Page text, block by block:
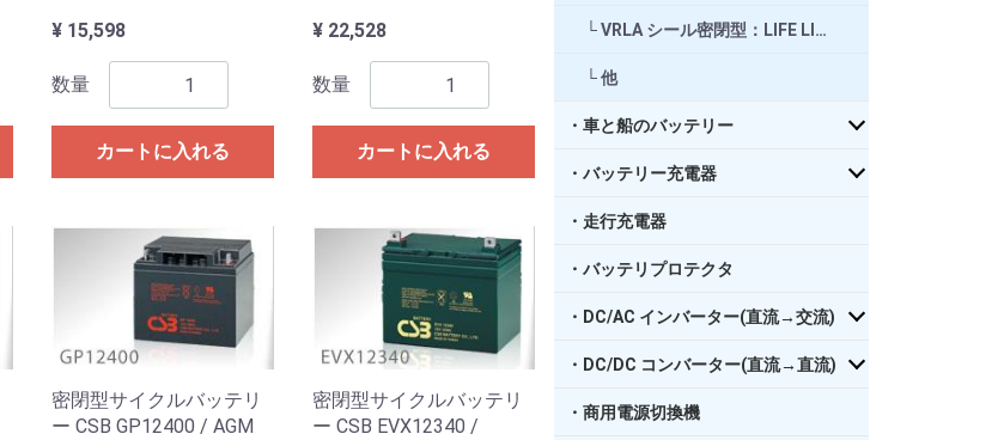
¥ 15,598
数量
カートに入れる
¥ 22,528
数量
カートに入れる
密閉型サイクルバッテリ
ー CSB GP12400 / AGM
密閉型サイクルバッテリ
ー CSB EVX12340 /
VRLA シール密閉型：LIFE LINE
他
・車と船のバッテリー
・バッテリー充電器
・走行充電器
・バッテリプロテクタ
・DC/AC インバーター(直流→交流)
・DC/DC コンバーター(直流→直流)
・商用電源切換機